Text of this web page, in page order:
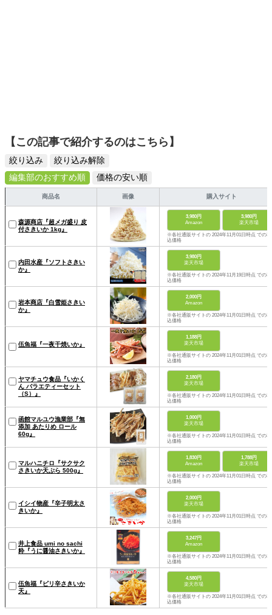
【この記事で紹介するのはこちら】
絞り込み
絞り込み解除
編集部のおすすめ順
価格の安い順
商品名 画像 購入サイト
森源商店『超メガ盛り 皮
付さきいか 1kg』
3,980円
Amazon
3,980円
楽天市場
※各社通販サイトの 2024年11月01日時点 での税
込価格
内田水産『ソフトさきい
か』
3,980円
楽天市場
※各社通販サイトの 2024年11月19日時点 での税
込価格
岩本商店『白雪姫さきい
か』
2,000円
Amazon
※各社通販サイトの 2024年11月01日時点 での税
込価格
伍魚福『一夜干焼いか』
1,188円
楽天市場
※各社通販サイトの 2024年11月01日時点 での税
込価格
ヤマチュウ食品『いかく
ん バラエティーセット
（S）』
2,180円
楽天市場
※各社通販サイトの 2024年11月01日時点 での税
込価格
函館マルユウ漁業部『無
添加 あたりめ ロール
60g』
1,000円
楽天市場
※各社通販サイトの 2024年11月01日時点 での税
込価格
マルハニチロ『サクサク
さきいか天ぷら 500g』
1,830円
Amazon
1,788円
楽天市場
※各社通販サイトの 2024年11月01日時点 での税
込価格
イシイ物産『辛子明太さ
きいか』
2,000円
楽天市場
※各社通販サイトの 2024年11月01日時点 での税
込価格
井上食品 umi no sachi
粋『うに醤油さきいか』
3,247円
Amazon
※各社通販サイトの 2024年11月01日時点 での税
込価格
伍魚福『ピリ辛さきいか
天』
4,580円
楽天市場
※各社通販サイトの 2024年11月01日時点 での税
込価格